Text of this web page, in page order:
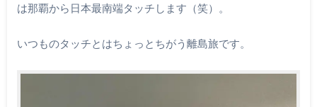
は那覇から日本最南端タッチします（笑）。
いつものタッチとはちょっとちがう離島旅です。